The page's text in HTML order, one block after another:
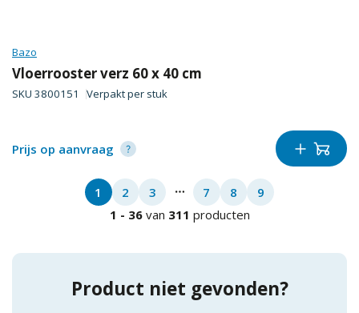
Bazo
Vloerrooster verz 60 x 40 cm
SKU 3800151 Verpakt per stuk
Prijs op aanvraag
1 2 3 More pages
7 8
9
1 - 36van 311 producten
Product niet gevonden?